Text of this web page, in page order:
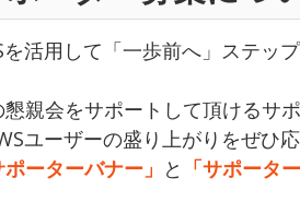
を活用して「一歩前へ」ステッ
親会をサポートして頂けるサ
ユーザーの盛り上がりをぜひ応
ポーターバナー」 と 「サポータ